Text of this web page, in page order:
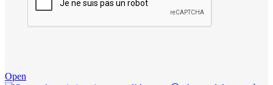
Open